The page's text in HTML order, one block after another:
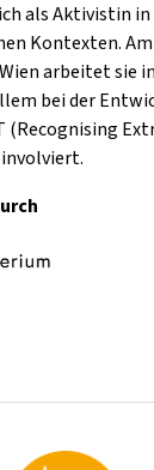
als Aktivistin in
Kontexten. Am
arbeitet sie
bei der
(Recognising